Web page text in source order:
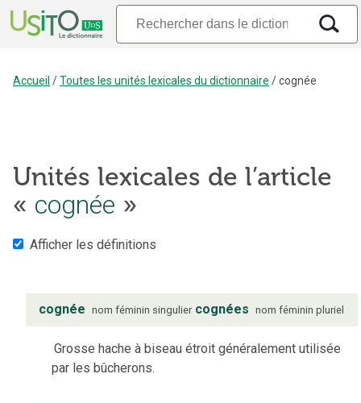
Accueil /Toutes les unités lexicales du dictionnaire /cognée
Unités lexicales de l’article
« cognée »
Afficher les définitions
cognée nom féminin singulier cognées nom féminin pluriel
Grosse hache à biseau étroit généralement utilisée
par les bûcherons.